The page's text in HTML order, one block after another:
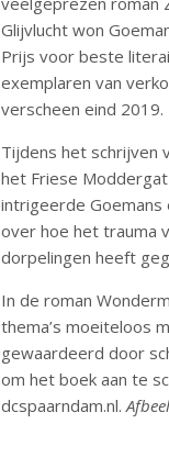
Glijvlucht won
Prijs voor beste
exemplaren van
verscheen eind 2019.
Tijdens het schrijven
het Friese
intrigeerde Goemans
over hoe het trauma
dorpelingen heeft
In de roman
thema’s moeiteloos
gewaardeerd door
om het boek aan te
dcspaarndam.nl.